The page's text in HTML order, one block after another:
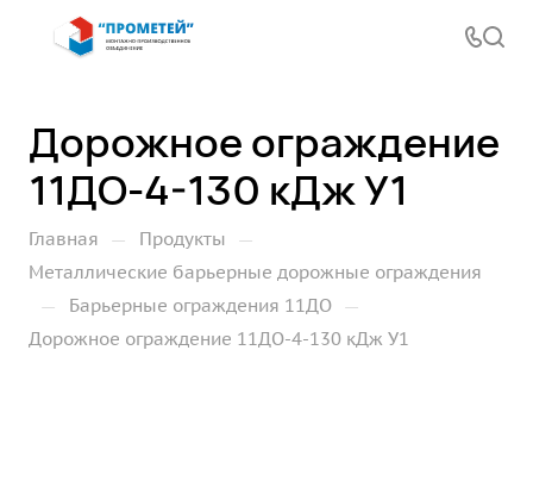
Дорожное ограждение
11ДО-4-130 кДж У1
Главная — Продукты —
Металлические барьерные дорожные ограждения
— Барьерные ограждения 11ДО —
Дорожное ограждение 11ДО-4-130 кДж У1